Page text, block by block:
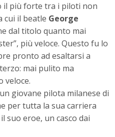
il più forte tra i piloti non
cui il beatle George
dal titolo quanto mai
più veloce. Questo fu lo
pronto ad esaltarsi a
mai pulito ma
veloce.
giovane pilota milanese di
per tutta la sua carriera
suo eroe, un casco dai